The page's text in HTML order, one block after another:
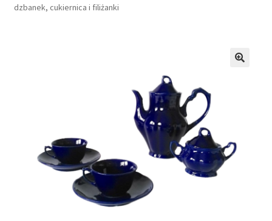
OBRAZY
dzbanek, cukiernica i filiżanki